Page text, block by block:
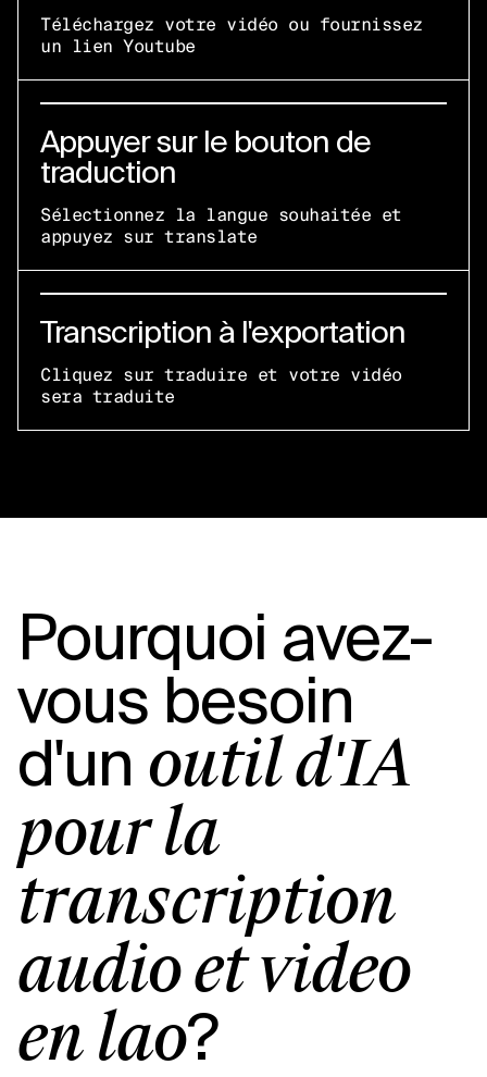
Téléchargez votre vidéo ou fournissez
un lien Youtube
Appuyer sur le bouton de
traduction
Sélectionnez la langue souhaitée et
appuyez sur translate
Transcription à l'exportation
Cliquez sur traduire et votre vidéo
sera traduite
Pourquoi avez-
vous besoin
d'un outil d'IA
pour la
transcription
audio et vidéo
en lao?